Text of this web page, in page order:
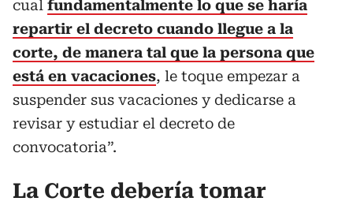
cual fundamentalmente lo que se haría
repartir el decreto cuando llegue a la
corte, de manera tal que la persona que
está en vacaciones, le toque empezar a
suspender sus vacaciones y dedicarse a
revisar y estudiar el decreto de
convocatoria”.
La Corte debería tomar